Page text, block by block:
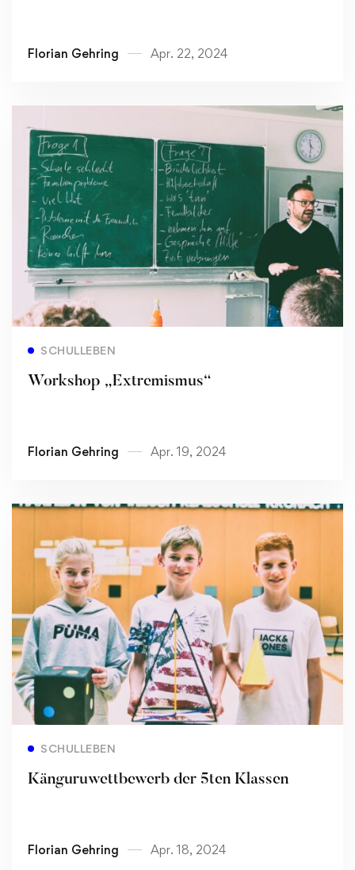
Florian Gehring Apr. 22, 2024
SCHULLEBEN
Workshop „Extremismus“
Florian Gehring Apr. 19, 2024
SCHULLEBEN
Känguruwettbewerb der 5ten Klassen
Florian Gehring Apr. 18, 2024